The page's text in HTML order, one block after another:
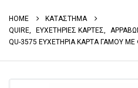
HOME
ΚΑΤΑΣΤΗΜΑ
QUIRE
ΕΥΧΕΤΗΡΙΕΣ ΚΑΡΤΕΣ
QU-3575 ΕΥΧΕΤΗΡΙΑ ΚΑΡΤΑ ΓΑΜΟΥ